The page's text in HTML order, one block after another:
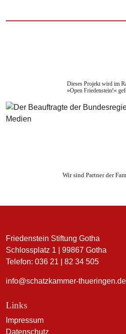
Dieses Projekt wird im
»Open Friedenstein!«
Wir sind Partner der
Friedenstein Stiftung Gotha
Schlossplatz 1 | 99867 Gotha
Telefon: 036 21 | 82 34 505
info@schatzkammer-thueringen.de
Links
Impressum
Datenschutz